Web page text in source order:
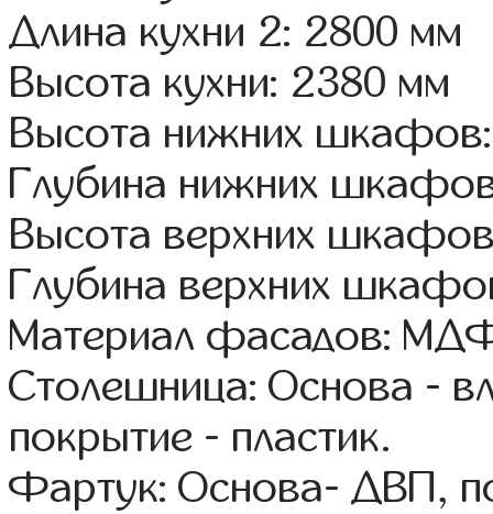
Длина кухни 2: 2800 мм
Высота кухни: 2380 мм
Высота нижних
Глубина нижних
Высота верхних
Глубина верхних
Материал фасадов:
Столешница: Основа -
покрытие - пластик.
Фартук: Основа- ДВП,